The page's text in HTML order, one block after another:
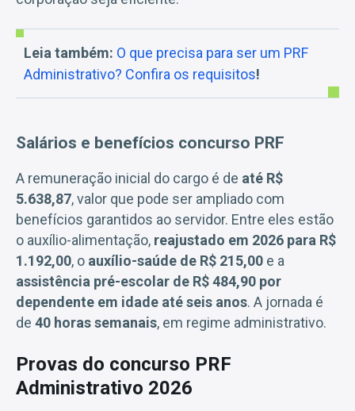
Leia também: O que precisa para ser um PRF
Administrativo? Confira os requisitos!
Salários e benefícios concurso PRF
A remuneração inicial do cargo é de até R$
5.638,87, valor que pode ser ampliado com
benefícios garantidos ao servidor. Entre eles estão
o auxílio-alimentação, reajustado em 2026 para R$
1.192,00, o auxílio-saúde de R$ 215,00 e a
assistência pré-escolar de R$ 484,90 por
dependente em idade até seis anos. A jornada é
de 40 horas semanais, em regime administrativo.
Provas do concurso PRF
Administrativo 2026